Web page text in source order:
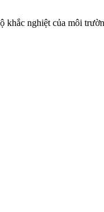
khắc nghiệt của môi